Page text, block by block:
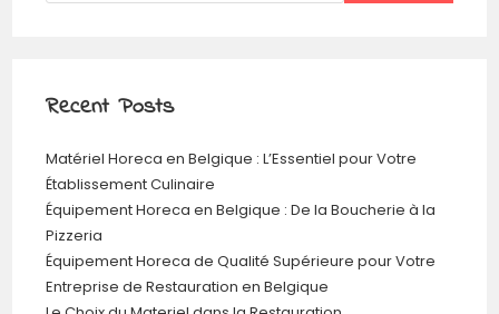
Recent Posts
Matériel Horeca en Belgique : L’Essentiel pour Votre
Établissement Culinaire
Équipement Horeca en Belgique : De la Boucherie à la
Pizzeria
Équipement Horeca de Qualité Supérieure pour Votre
Entreprise de Restauration en Belgique